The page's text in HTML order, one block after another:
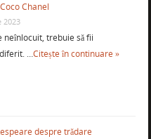
Chanel
2023
neînlocuit, trebuie să fii
…Citește în continuare »
despre trădare